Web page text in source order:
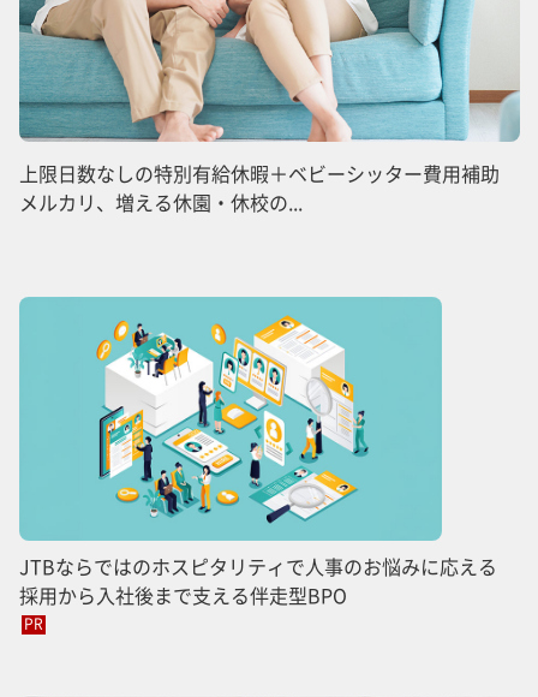
上限日数なしの特別有給休暇＋ベビーシッター費用補助
メルカリ、増える休園・休校の...
JTBならではのホスピタリティで人事のお悩みに応える
採用から入社後まで支える伴走型BPO
PR